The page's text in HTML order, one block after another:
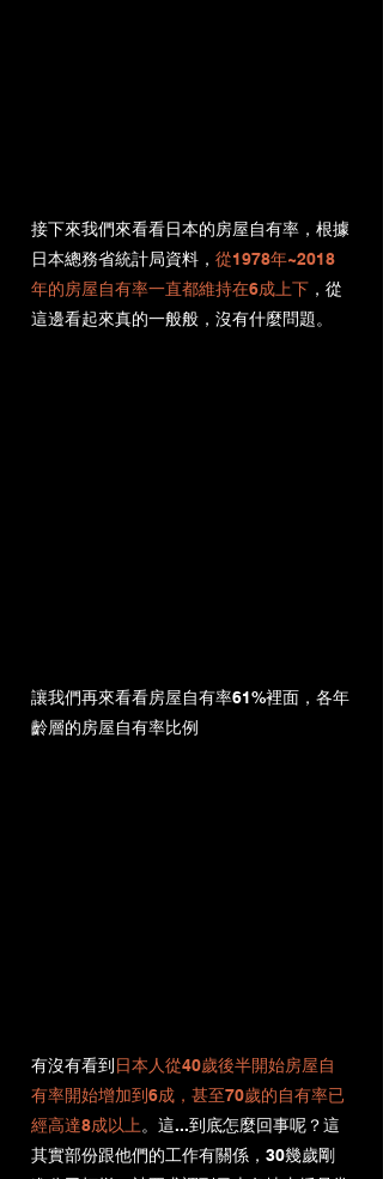
接下來我們來看看日本的房屋自有率，根據
日本總務省統計局資料， 從1978年~2018
年的房屋自有率一直都維持在6成上下 ，從
這邊看起來真的一般般，沒有什麼問題。
讓我們再來看看房屋自有率61%裡面，各年
齡層的房屋自有率比例
有沒有看到 日本人從40歲後半開始房屋自
有率開始增加到6成，甚至70歲的自有率已
經高達8成以上。這...到底怎麼回事呢？這
其實部份跟他們的工作有關係，30幾歲剛